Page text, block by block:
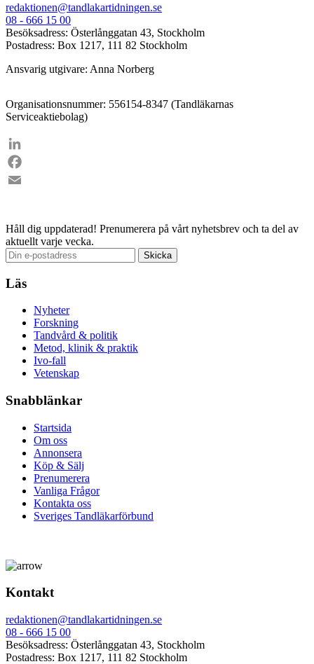
redaktionen@tandlakartidningen.se
08 - 666 15 00
Besöksadress: Österlånggatan 43, Stockholm
Postadress: Box 1217, 111 82 Stockholm
Ansvarig utgivare: Anna Norberg
Organisationsnummer: 556154-8347 (Tandläkarnas
Serviceaktiebolag)
LinkedIn
Facebook
Håll dig uppdaterad! Prenumerera på vårt nyhetsbrev och ta del av
aktuellt varje vecka.
Läs
Nyheter
Forskning
Tandvård & politik
Metod, klinik & praktik
Ivo-fall
Vetenskap
Snabblänkar
Startsida
Om oss
Annonsera
Köp & Sälj
Prenumerera
Vanliga Frågor
Kontakta oss
Sveriges Tandläkarförbund
Kontakt
redaktionen@tandlakartidningen.se
08 - 666 15 00
Besöksadress: Österlånggatan 43, Stockholm
Postadress: Box 1217, 111 82 Stockholm